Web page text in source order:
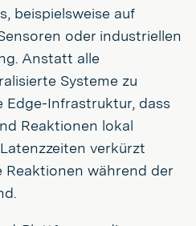
beispielsweise auf
oder industriellen
Anstatt alle
Systeme zu
Edge-Infrastruktur, dass
Reaktionen lokal
verkürzt
Reaktionen während der